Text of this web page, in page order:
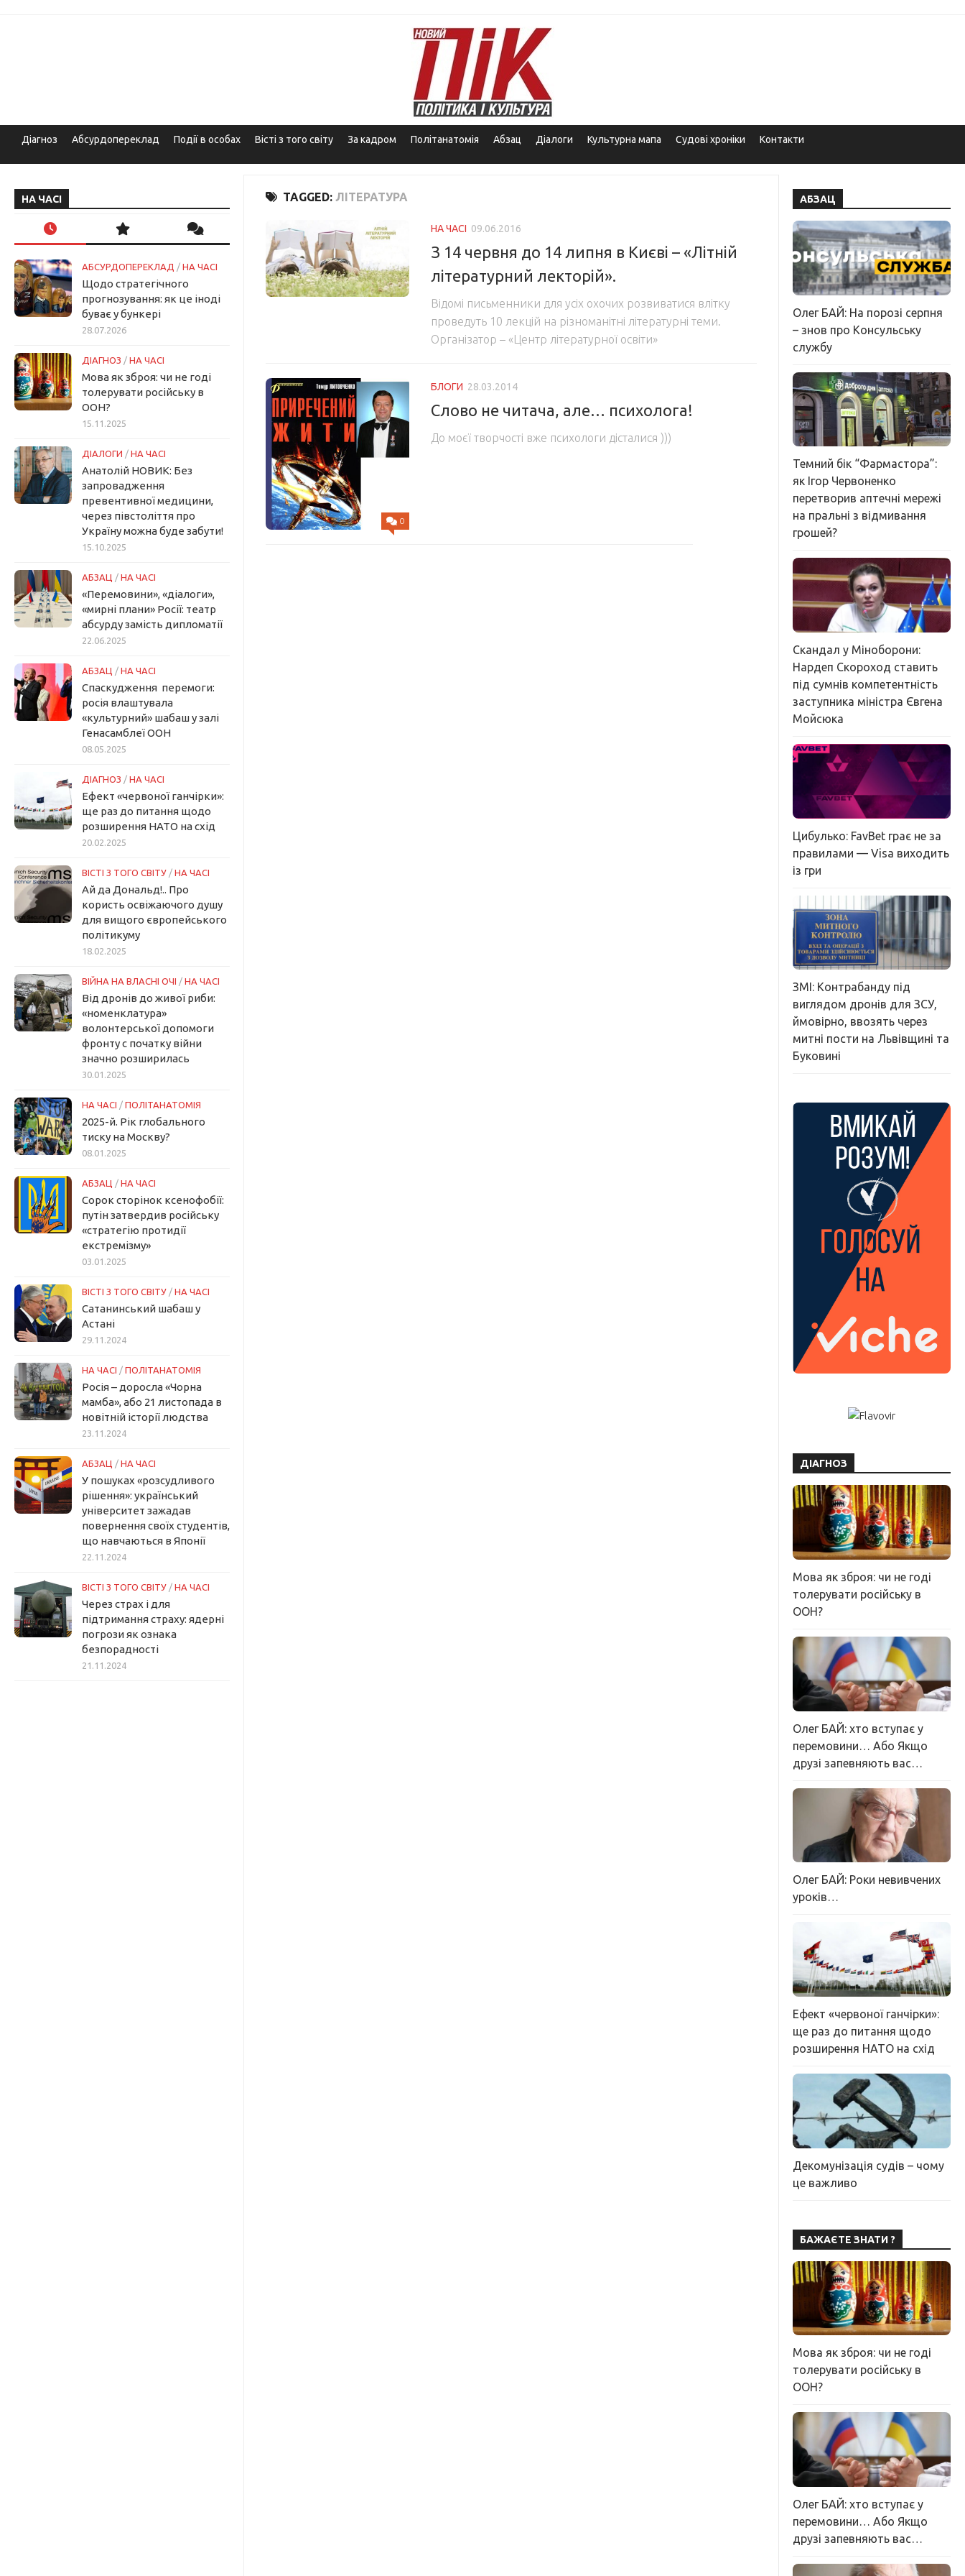
Діагноз Абсурдопереклад Події в особах Вісті з того світу За кадром Політанатомія Абзац Діалоги Культурна мапа Судові хроніки Контакти
TAGGED: ЛІТЕРАТУРА
НА ЧАСІ 09.06.2016
З 14 червня до 14 липня в Києві – «Літній
літературний лекторій».
Відомі письменники для усіх охочих розвиватися влітку
проведуть 10 лекцій на різноманітні літературні теми.
Організатор – «Центр літературної освіти»
0
БЛОГИ 28.03.2014
Слово не читача, але… психолога!
До моєї творчості вже психологи дісталися )))
НА ЧАСІ
АБСУРДОПЕРЕКЛАД / НА ЧАСІ
Щодо стратегічного
прогнозування: як це іноді
буває у бункері
28.07.2026
ДІАГНОЗ / НА ЧАСІ
Мова як зброя: чи не годі
толерувати російську в
ООН?
15.11.2025
ДІАЛОГИ / НА ЧАСІ
Анатолій НОВИК: Без
запровадження
превентивної медицини,
через півстоліття про
Україну можна буде забути!
15.10.2025
АБЗАЦ / НА ЧАСІ
«Перемовини», «діалоги»,
«мирні плани» Росії: театр
абсурду замість дипломатії
22.06.2025
АБЗАЦ / НА ЧАСІ
Спаскудження перемоги:
росія влаштувала
«культурний» шабаш у залі
Генасамблеї ООН
08.05.2025
ДІАГНОЗ / НА ЧАСІ
Ефект «червоної ганчірки»:
ще раз до питання щодо
розширення НАТО на схід
20.02.2025
ВІСТІ З ТОГО СВІТУ / НА ЧАСІ
Ай да Дональд!.. Про
користь освіжаючого душу
для вищого європейського
політикуму
18.02.2025
ВІЙНА НА ВЛАСНІ ОЧІ / НА ЧАСІ
Від дронів до живої риби:
«номенклатура»
волонтерської допомоги
фронту с початку війни
значно розширилась
30.01.2025
НА ЧАСІ / ПОЛІТАНАТОМІЯ
2025-й. Рік глобального
тиску на Москву?
08.01.2025
АБЗАЦ / НА ЧАСІ
Сорок сторінок ксенофобії:
путін затвердив російську
«стратегію протидії
екстремізму»
03.01.2025
ВІСТІ З ТОГО СВІТУ / НА ЧАСІ
Сатанинський шабаш у
Астані
29.11.2024
НА ЧАСІ / ПОЛІТАНАТОМІЯ
Росія – доросла «Чорна
мамба», або 21 листопада в
новітній історії людства
23.11.2024
АБЗАЦ / НА ЧАСІ
У пошуках «розсудливого
рішення»: український
університет зажадав
повернення своїх студентів,
що навчаються в Японії
22.11.2024
ВІСТІ З ТОГО СВІТУ / НА ЧАСІ
Через страх і для
підтримання страху: ядерні
погрози як ознака
безпорадності
21.11.2024
АБЗАЦ
Олег БАЙ: На порозі серпня
– знов про Консульську
службу
Темний бік “Фармастора”:
як Ігор Червоненко
перетворив аптечні мережі
на пральні з відмивання
грошей?
Скандал у Міноборони:
Нардеп Скороход ставить
під сумнів компетентність
заступника міністра Євгена
Мойсюка
Цибулько: FavBet грає не за
правилами — Visa виходить
із гри
ЗМІ: Контрабанду під
виглядом дронів для ЗСУ,
ймовірно, ввозять через
митні пости на Львівщині та
Буковині
ДІАГНОЗ
Мова як зброя: чи не годі
толерувати російську в
ООН?
Олег БАЙ: хто вступає у
перемовини… Або Якщо
друзі запевняють вас…
Олег БАЙ: Роки невивчених
уроків…
Ефект «червоної ганчірки»:
ще раз до питання щодо
розширення НАТО на схід
Декомунізація судів – чому
це важливо
БАЖАЄТЕ ЗНАТИ ?
Мова як зброя: чи не годі
толерувати російську в
ООН?
Олег БАЙ: хто вступає у
перемовини… Або Якщо
друзі запевняють вас…